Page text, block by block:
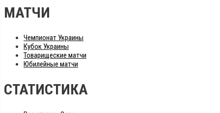
МАТЧИ
Чемпионат Украины
Кубок Украины
Товарищеские матчи
Юбилейные матчи
СТАТИСТИКА